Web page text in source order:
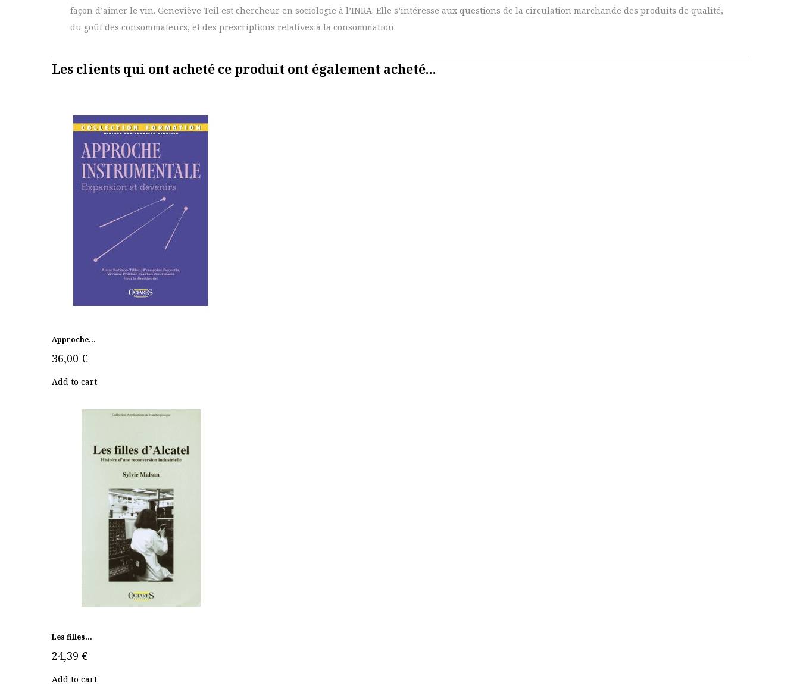
façon d’aimer le vin. Geneviève Teil est chercheur en sociologie à l’INRA. Elle s’intéresse aux questions de la circulation marchande des produits de qualité,
du goût des consommateurs, et des prescriptions relatives à la consommation.
Les clients qui ont acheté ce produit ont également acheté...
Approche...
36,00 €
Add to cart
Les filles...
24,39 €
Add to cart